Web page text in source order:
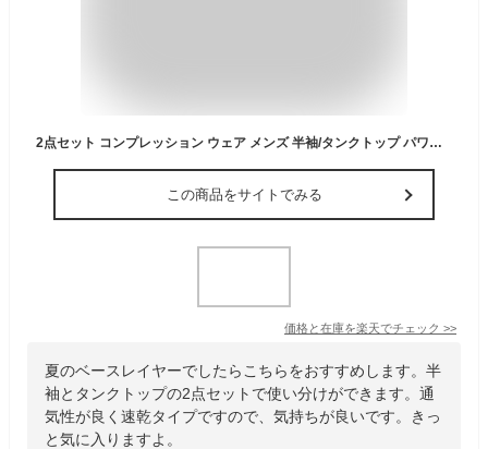
2点セット コンプレッション ウェア メンズ 半袖/タンクトップ パワーストレッチ アンダー スポーツ シャツ 通気防臭 冷感 夏用 [UVカット + 吸汗速乾] ランニング トレーニング フィットネス スポーツ ベースレイヤー 伸縮性
この商品をサイトでみる
価格と在庫を楽天でチェック >>
夏のベースレイヤーでしたらこちらをおすすめします。半
袖とタンクトップの2点セットで使い分けができます。通
気性が良く速乾タイプですので、気持ちが良いです。きっ
と気に入りますよ。